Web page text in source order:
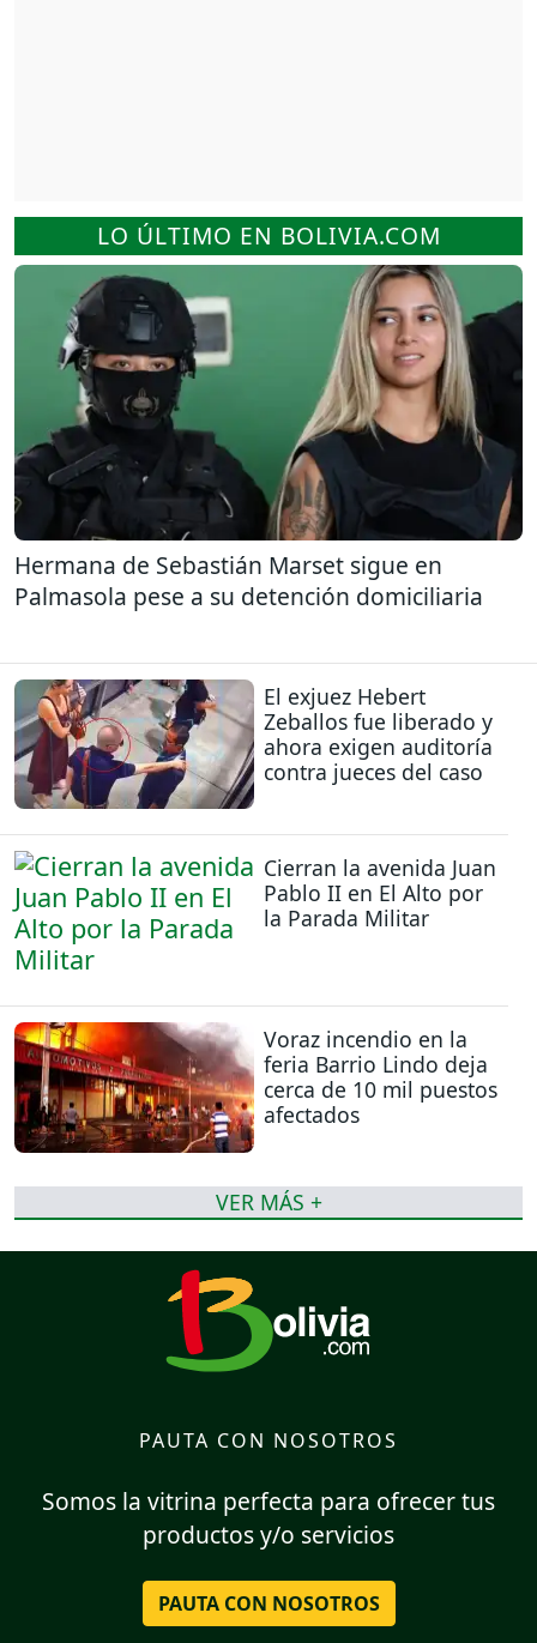
LO ÚLTIMO EN BOLIVIA.COM
Hermana de Sebastián Marset sigue en
Palmasola pese a su detención domiciliaria
El exjuez Hebert
Zeballos fue liberado y
ahora exigen auditoría
contra jueces del caso
Cierran la avenida Juan
Pablo II en El Alto por
la Parada Militar
Voraz incendio en la
feria Barrio Lindo deja
cerca de 10 mil puestos
afectados
VER MÁS +
PAUTA CON NOSOTROS
Somos la vitrina perfecta para ofrecer tus
productos y/o servicios
PAUTA CON NOSOTROS